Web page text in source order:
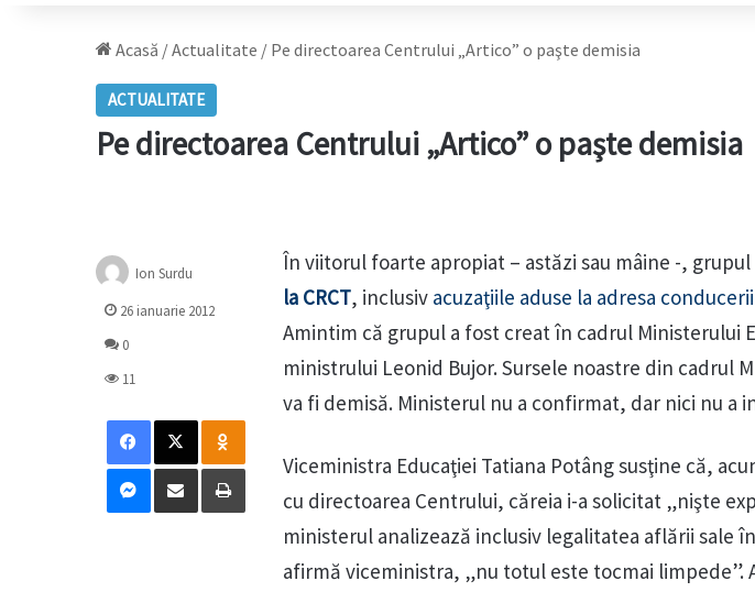
Acasă /Actualitate / Pe directoarea Centrului „Artico” o paşte demisia
ACTUALITATE
Pe directoarea Centrului „Artico” o paşte demisia
În viitorul foarte apropiat – astăzi sau mâine -,
la CRCT, inclusiv acuzaţiile aduse la adresa
Amintim că grupul a fost creat în cadrul Ministerului
ministrului Leonid Bujor. Sursele noastre din cadrul
va fi demisă. Ministerul nu a confirmat, dar nici nu a
Viceministra Educaţiei Tatiana Potâng susţine că,
cu directoarea Centrului, căreia i-a solicitat „nişte
ministerul analizează inclusiv legalitatea aflării sale
afirmă viceministra, „nu totul este tocmai limpede”.
Ion Surdu
26 ianuarie 2012
0
11
Facebook
X Odnoklassniki
Messenger
Distribuie prin mail Tipărește